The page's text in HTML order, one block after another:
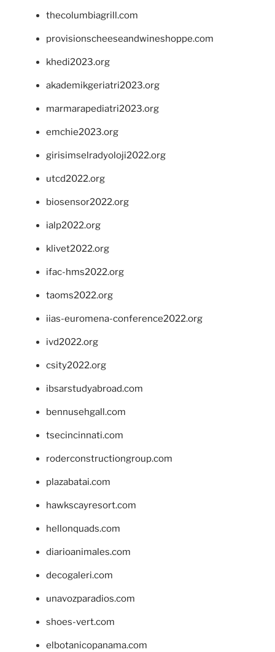
thecolumbiagrill.com
provisionscheeseandwineshoppe.com
khedi2023.org
akademikgeriatri2023.org
marmarapediatri2023.org
emchie2023.org
girisimselradyoloji2022.org
utcd2022.org
biosensor2022.org
ialp2022.org
klivet2022.org
ifac-hms2022.org
taoms2022.org
iias-euromena-conference2022.org
ivd2022.org
csity2022.org
ibsarstudyabroad.com
bennusehgall.com
tsecincinnati.com
roderconstructiongroup.com
plazabatai.com
hawkscayresort.com
hellonquads.com
diarioanimales.com
decogaleri.com
unavozparadios.com
shoes-vert.com
elbotanicopanama.com